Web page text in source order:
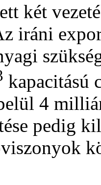
két
iráni
kapacitású
4
pedig